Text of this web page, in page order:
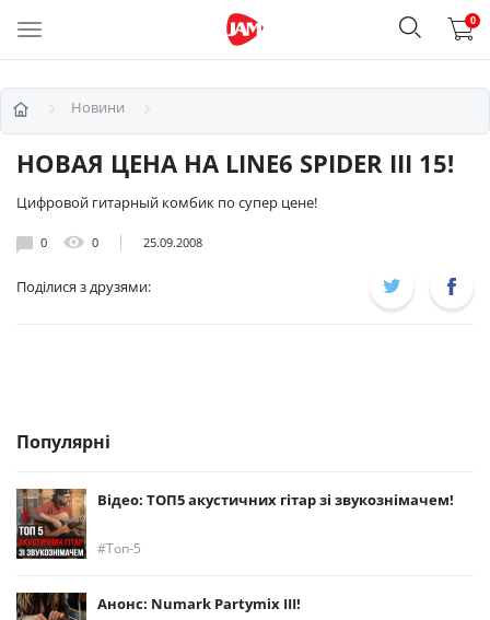
0
Новини
НОВАЯ ЦЕНА НА LINE6 SPIDER III 15!
Цифровой гитарный комбик по супер цене!
0 0 25.09.2008
Поділися з друзями:
Популярні
Відео: ТОП5 акустичних гітар зі звукознімачем!
Топ-5
Анонс: Numark Partymix III!